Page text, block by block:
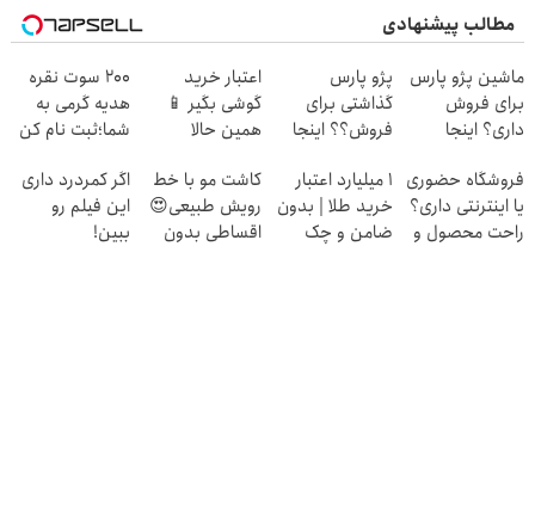
مطالب پیشنهادی
ماشین پژو پارس
برای فروش
داری؟ اینجا
پژو پارس
گذاشتی برای
فروش؟؟ اینجا
اعتبار خرید
گوشی بگیر 📱
همین حالا
بده 🎯
200 سوت نقره
هدیه گرمی به
شما؛ثبت نام کن
فروشگاه حضوری
یا اینترنتی داری؟
راحت محصول و
۱ میلیارد اعتبار
خرید طلا | بدون
ضامن و چک
کاشت مو با خط
رویش طبیعی😍
اقساطی بدون
اگر کمردرد داری
این فیلم رو
ببین!